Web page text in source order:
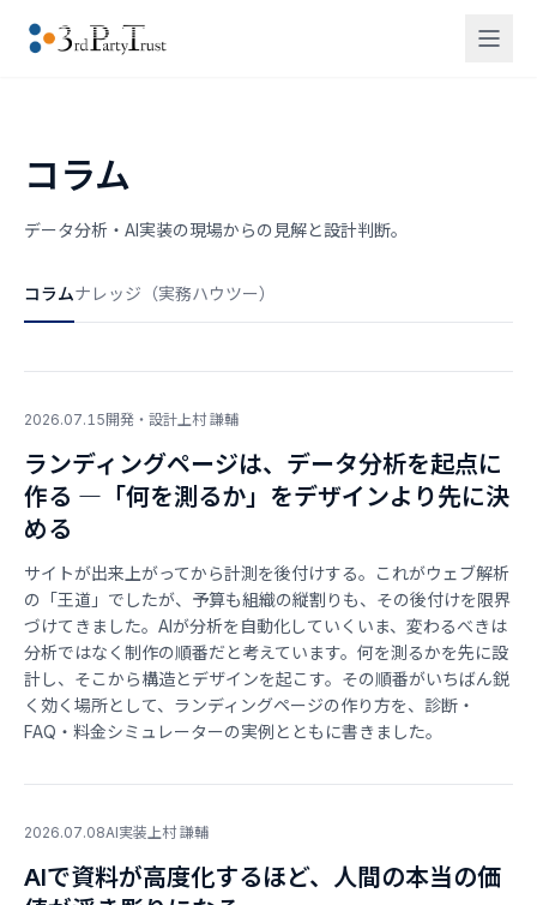
コラム
データ分析・AI実装の現場からの見解と設計判断。
コラムナレッジ（実務ハウツー）
2026.07.15 開発・設計上村 謙輔
ランディングページは、データ分析を起点に
作る ―「何を測るか」をデザインより先に決
める
サイトが出来上がってから計測を後付けする。これがウェブ解析
の「王道」でしたが、予算も組織の縦割りも、その後付けを限界
づけてきました。AIが分析を自動化していくいま、変わるべきは
分析ではなく制作の順番だと考えています。何を測るかを先に設
計し、そこから構造とデザインを起こす。その順番がいちばん鋭
く効く場所として、ランディングページの作り方を、診断・
FAQ・料金シミュレーターの実例とともに書きました。
2026.07.08AI実装上村 謙輔
AIで資料が高度化するほど、人間の本当の価